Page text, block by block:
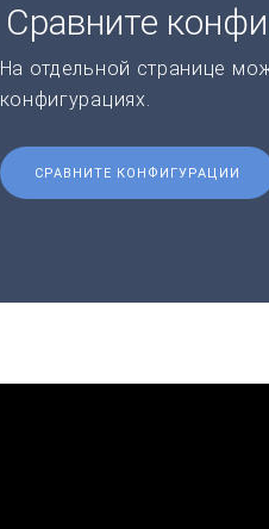
Сравните
На отдельной странице
конфигурациях.
СРАВНИТЕ КОНФИГУРАЦИИ